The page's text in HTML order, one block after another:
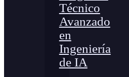
Técnico
Avanzado
en
Ingeniería
de IA